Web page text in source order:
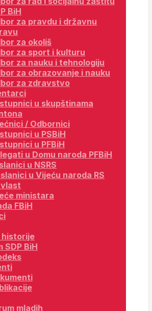
BiH
za pravdu i državnu
za okoliš
za sport i kulturu
za nauku i tehnologiju
za obrazovanje i nauku
za zdravstvo
u skupštinama
/ Odbornici
u PSBiH
u PFBiH
u Domu naroda PFBiH
u NSRS
u Vijeću naroda RS
ministara
FBiH
historije
SDP BiH
mladih